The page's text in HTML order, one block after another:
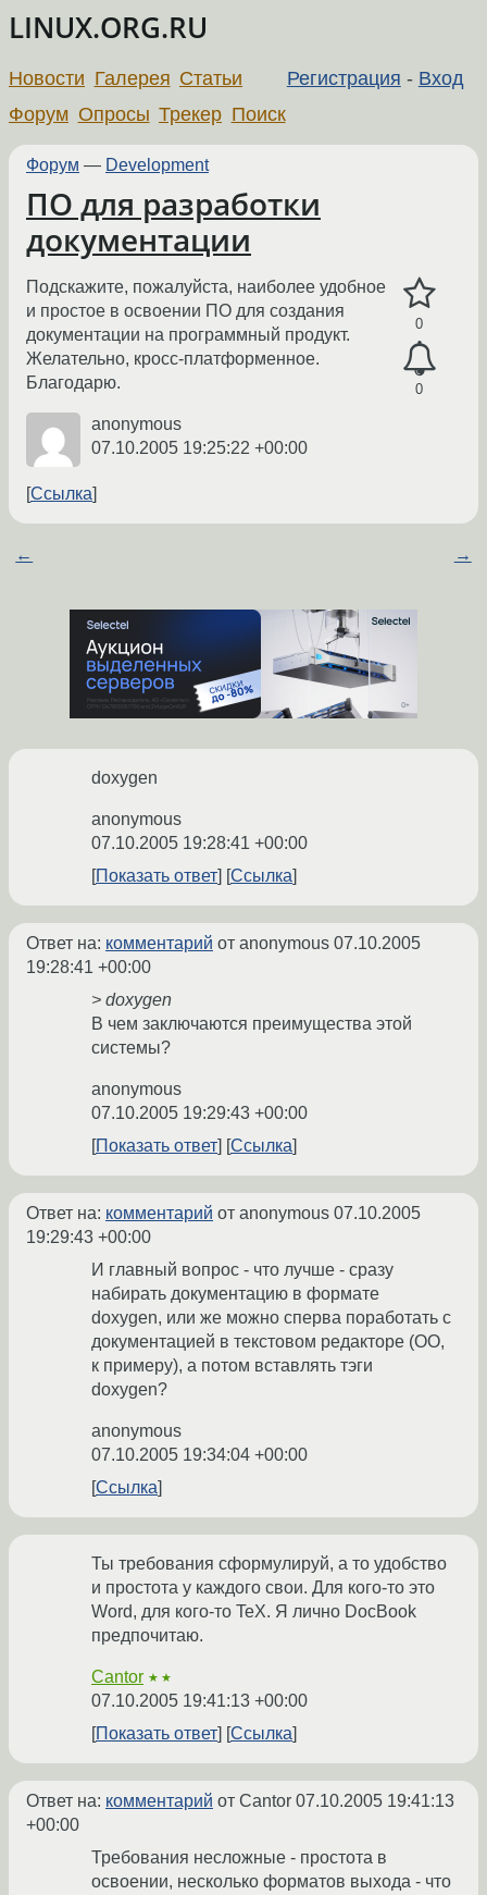
LINUX.ORG.RU
Регистрация - Вход
Новости Галерея Статьи
Форум Опросы Трекер Поиск
Форум — Development
ПО для разработки
документации
0
0
Подскажите, пожалуйста, наиболее удобное
и простое в освоении ПО для создания
документации на программный продукт.
Желательно, кросс-платформенное.
Благодарю.
anonymous
07.10.2005 19:25:22 +00:00
Ссылка
← →
doxygen
anonymous
07.10.2005 19:28:41 +00:00
Показать ответ
Ссылка
Ответ на: комментарий от anonymous 07.10.2005
19:28:41 +00:00
> doxygen
В чем заключаются преимущества этой
системы?
anonymous
07.10.2005 19:29:43 +00:00
Показать ответ
Ссылка
Ответ на: комментарий от anonymous 07.10.2005
19:29:43 +00:00
И главный вопрос - что лучше - сразу
набирать документацию в формате
doxygen, или же можно сперва поработать с
документацией в текстовом редакторе (OO,
к примеру), а потом вставлять тэги
doxygen?
anonymous
07.10.2005 19:34:04 +00:00
Ссылка
Ты требования сформулируй, а то удобство
и простота у каждого свои. Для кого-то это
Word, для кого-то TeX. Я лично DocBook
предпочитаю.
Cantor ★★
07.10.2005 19:41:13 +00:00
Показать ответ
Ссылка
Ответ на: комментарий от Cantor 07.10.2005 19:41:13
+00:00
Требования несложные - простота в
освоении, несколько форматов выхода - что